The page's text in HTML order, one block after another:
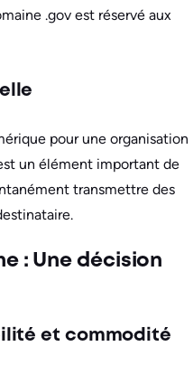
.gov est réservé aux
pour une organisation
un élément important de
transmettre des
: Une décision
et commodité